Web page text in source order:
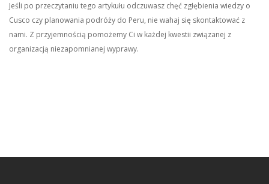
Jeśli po przeczytaniu tego artykułu odczuwasz chęć zgłębienia wiedzy o
Cusco czy planowania podróży do Peru, nie wahaj się skontaktować z
nami. Z przyjemnością pomożemy Ci w każdej kwestii związanej z
organizacją niezapomnianej wyprawy.